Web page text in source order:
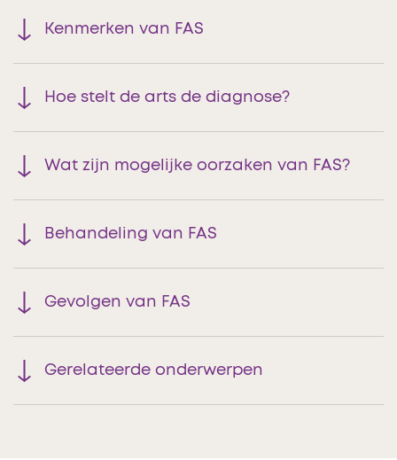
Kenmerken van FAS
Hoe stelt de arts de diagnose?
Wat zijn mogelijke oorzaken van FAS?
Behandeling van FAS
Gevolgen van FAS
Gerelateerde onderwerpen